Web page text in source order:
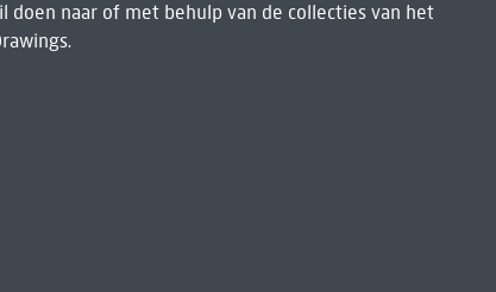
doen naar of met behulp van de collecties van het